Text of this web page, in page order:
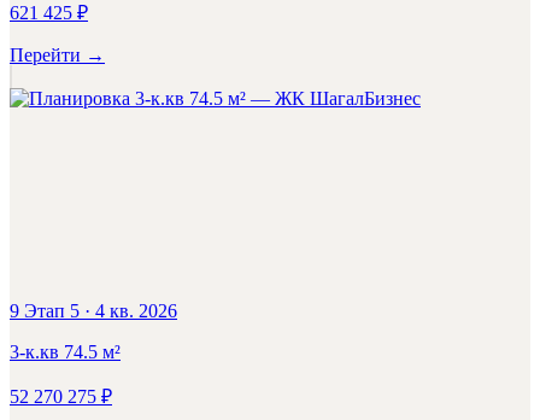
621 425 ₽
Перейти →
Бизнес
9 Этап 5 · 4 кв. 2026
3-к.кв 74.5 м²
52 270 275 ₽